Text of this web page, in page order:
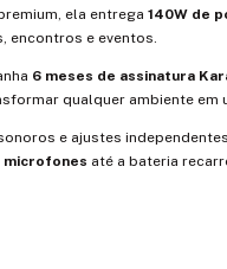
ela entrega 140W de
encontros e eventos.
6 meses de assinatura
qualquer ambiente em
e ajustes
microfones até a bateria